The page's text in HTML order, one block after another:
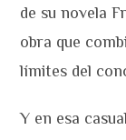
de su novela
obra que
límites del
Y en esa